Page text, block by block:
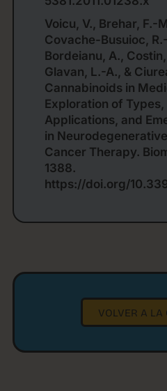
Voicu, V., Brehar, F.-
Covache-Busuioc,
Bordeianu, A.,
Glavan, L.-A., &
Cannabinoids in
Exploration of
Applications, and
in
Cancer Therapy.
1388.
https://doi.org/
VOLVER A LA